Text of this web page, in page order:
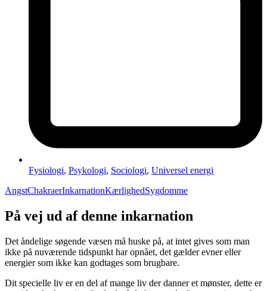
Fysiologi, Psykologi, Sociologi, Universel energi
AngstChakraerInkarnationKærlighedSygdomme
På vej ud af denne inkarnation
Det åndelige søgende væsen må huske på, at intet gives som man
ikke på nuværende tidspunkt har opnået, det gælder evner eller
energier som ikke kan godtages som brugbare.
Dit specielle liv er en del af mange liv der danner et mønster, dette er